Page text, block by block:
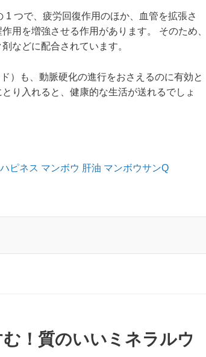
つで、疲労回復作用のほか、血管を拡張さ
用を増強させる作用があります。 そのため、
などに配合されています。
）も、動脈硬化の進行をおさえるのに有効と
り入れると、健康的な生活が送れるでしょ
ピネス マンボウ 肝油 マンボウサンQ
！質のいいミネラルウ